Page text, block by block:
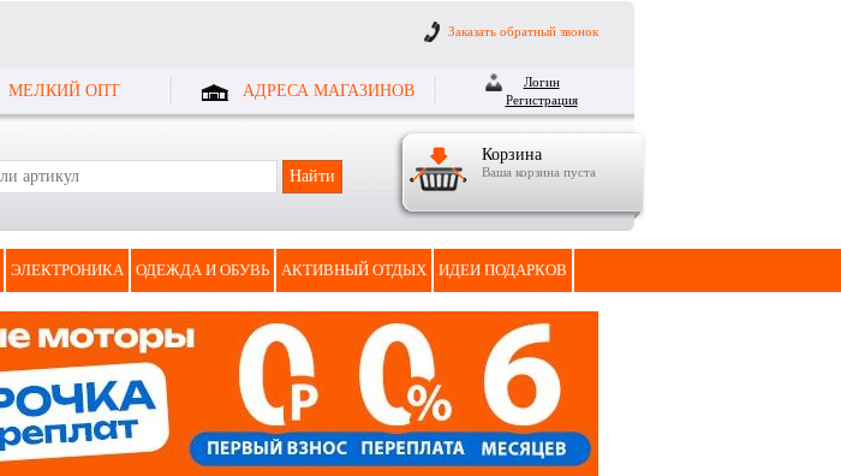
Заказать обратный звонок
МЕЛКИЙ ОПТ АДРЕСА МАГАЗИНОВ
Логин
Регистрация
Корзина
Ваша корзина пуста
ЭЛЕКТРОНИКА ОДЕЖДА И ОБУВЬ АКТИВНЫЙ ОТДЫХ ИДЕИ ПОДАРКОВ